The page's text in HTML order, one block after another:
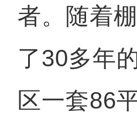
者。随着
了30多年
区一套86